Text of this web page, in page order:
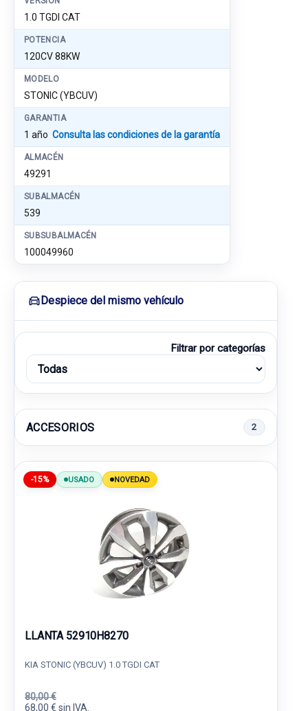
1.0 TGDI CAT
POTENCIA
120CV 88KW
MODELO
STONIC (YBCUV)
GARANTIA
1 año Consulta las condiciones de la garantía
ALMACÉN
49291
SUBALMACÉN
539
SUBSUBALMACÉN
100049960
Despiece del mismo vehículo
Filtrar por categorías
ACCESORIOS 2
-15% USADO NOVEDAD
LLANTA 52910H8270
KIA STONIC (YBCUV) 1.0 TGDI CAT
80,00 €
68,00 € sin IVA.